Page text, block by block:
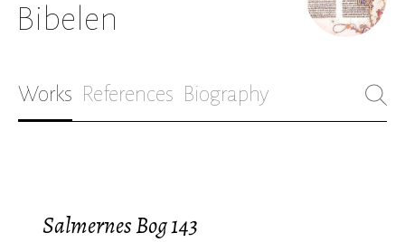
Bibelen
Works References Biography
Salmernes Bog 143